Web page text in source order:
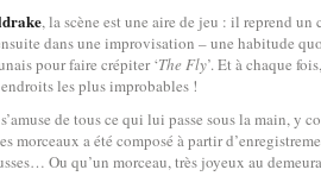
, la scène est une aire de jeu : il reprend
dans une improvisation – une habitude
pour faire crépiter ‘The Fly’. Et à chaque
les plus improbables !
de tous ce qui lui passe sous la main, y
morceaux a été composé à partir
Ou qu’un morceau, très joyeux au